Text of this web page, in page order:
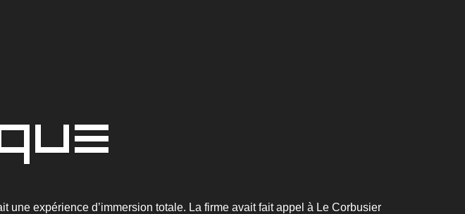
expérience d’immersion totale. La firme avait fait appel à Le Corbusier